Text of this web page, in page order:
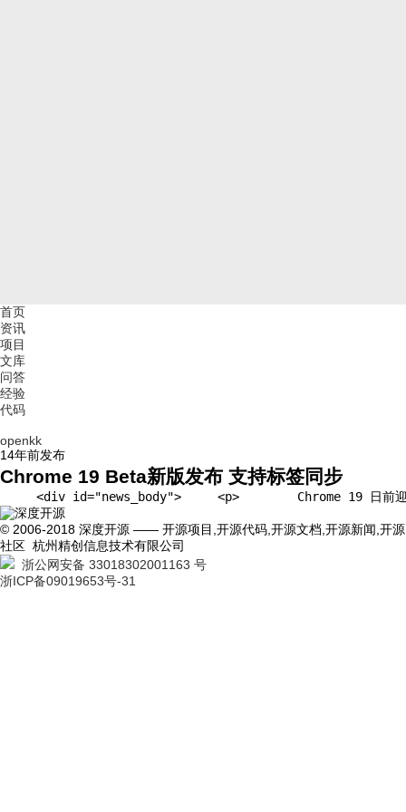
首页
资讯
项目
文库
问答
经验
代码
openkk
14年前发布
Chrome 19 Beta新版发布 支持标签同步
<div id="news_body">     <p>        Chrome 19 日前
© 2006-2018 深度开源 —— 开源项目,开源代码,开源文档,开源新闻,开源
社区 杭州精创信息技术有限公司
浙公网安备 33018302001163 号
浙ICP备09019653号-31